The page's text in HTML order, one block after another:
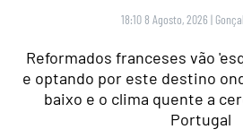
18:10 8 Agosto, 2026 |
Reformados franceses vão
e optando por este destino
baixo e o clima quente a
Portugal